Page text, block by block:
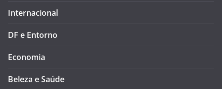
Internacional
DF e Entorno
Economia
Beleza e Saúde